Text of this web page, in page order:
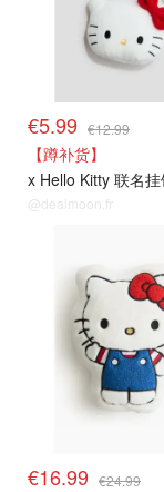
€5.99 €12.99
【蹲补货】
x Hello Kitty 联名
@dealmoon.fr
€16.99 €24.99